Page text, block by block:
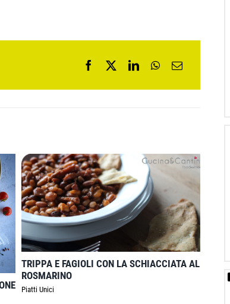
TRIPPA E FAGIOLI CON LA SCHIACCIATA AL
ROSMARINO
Piatti Unici